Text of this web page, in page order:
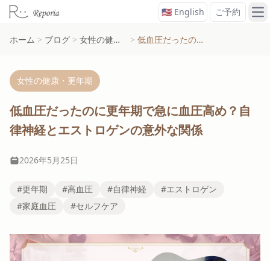
🇺🇸 English ご予約 メ
ホーム > ブログ > 女性の健康・更年期 > 低血圧だったのに更年期で急に血圧高め？自律神経とエストロゲンの意外な関係
女性の健康・更年期
低血圧だったのに更年期で急に血圧高め？自
律神経とエストロゲンの意外な関係
2026年5月25日
#更年期 #高血圧 #自律神経
#エストロゲン
#家庭血圧
#セルフケア